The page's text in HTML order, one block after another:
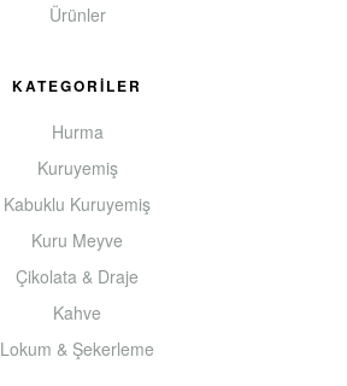
Ürünler
KATEGORİLER
Hurma
Kuruyemiş
Kabuklu Kuruyemiş
Kuru Meyve
Çikolata & Draje
Kahve
Lokum & Şekerleme